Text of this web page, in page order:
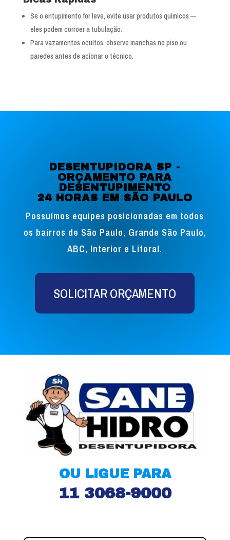
Se o entupimento for leve, evite usar produtos químicos —
eles podem corroer a tubulação.
Para vazamentos ocultos, observe manchas no piso ou
paredes antes de acionar o técnico.
DESENTUPIDORA SP -
ORÇAMENTO PARA
DESENTUPIMENTO
24 HORAS EM SÃO PAULO
Possuímos equipes posicionadas em todos
os bairros de São Paulo, Grande São Paulo,
ABC, Interior e Litoral.
SOLICITAR ORÇAMENTO
OU LIGUE PARA
11 3068-9000